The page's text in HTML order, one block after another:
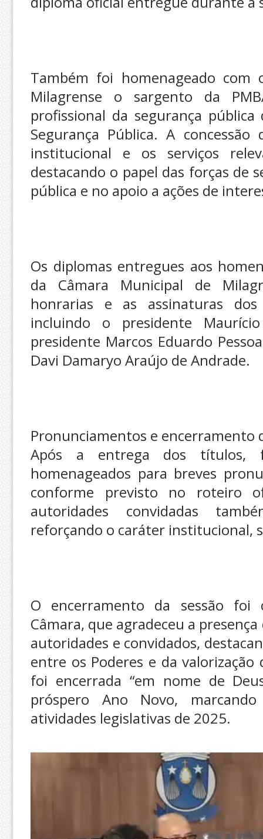
Também foi homenageado
Milagrense o sargento da
profissional da segurança
Segurança Pública. A
institucional e os serviços
destacando o papel das forças de
pública e no apoio a ações de
Os diplomas entregues aos
da Câmara Municipal de
honrarias e as assinaturas
incluindo o presidente
presidente Marcos Eduardo
Davi Damaryo Araújo de Andrade.
Pronunciamentos e encerramento
Após a entrega dos títulos,
homenageados para breves
conforme previsto no roteiro
autoridades convidadas
reforçando o caráter institucional,
O encerramento da sessão foi
Câmara, que agradeceu a
autoridades e convidados,
entre os Poderes e da
foi encerrada “em nome de
próspero Ano Novo,
atividades legislativas de 2025.